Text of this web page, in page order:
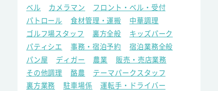
ベル
カメラマン
フロント・ベル・受付
パトロール
食材管理・運搬
中華調理
ゴルフ場スタッフ
裏方全般
キッズパーク
パティシエ
事務・宿泊予約
宿泊業務全般
パン屋
ディガー 農業
販売・売店業務
その他調理
酪農
テーマパークスタッフ
裏方業務
駐車場係
運転手・ドライバー